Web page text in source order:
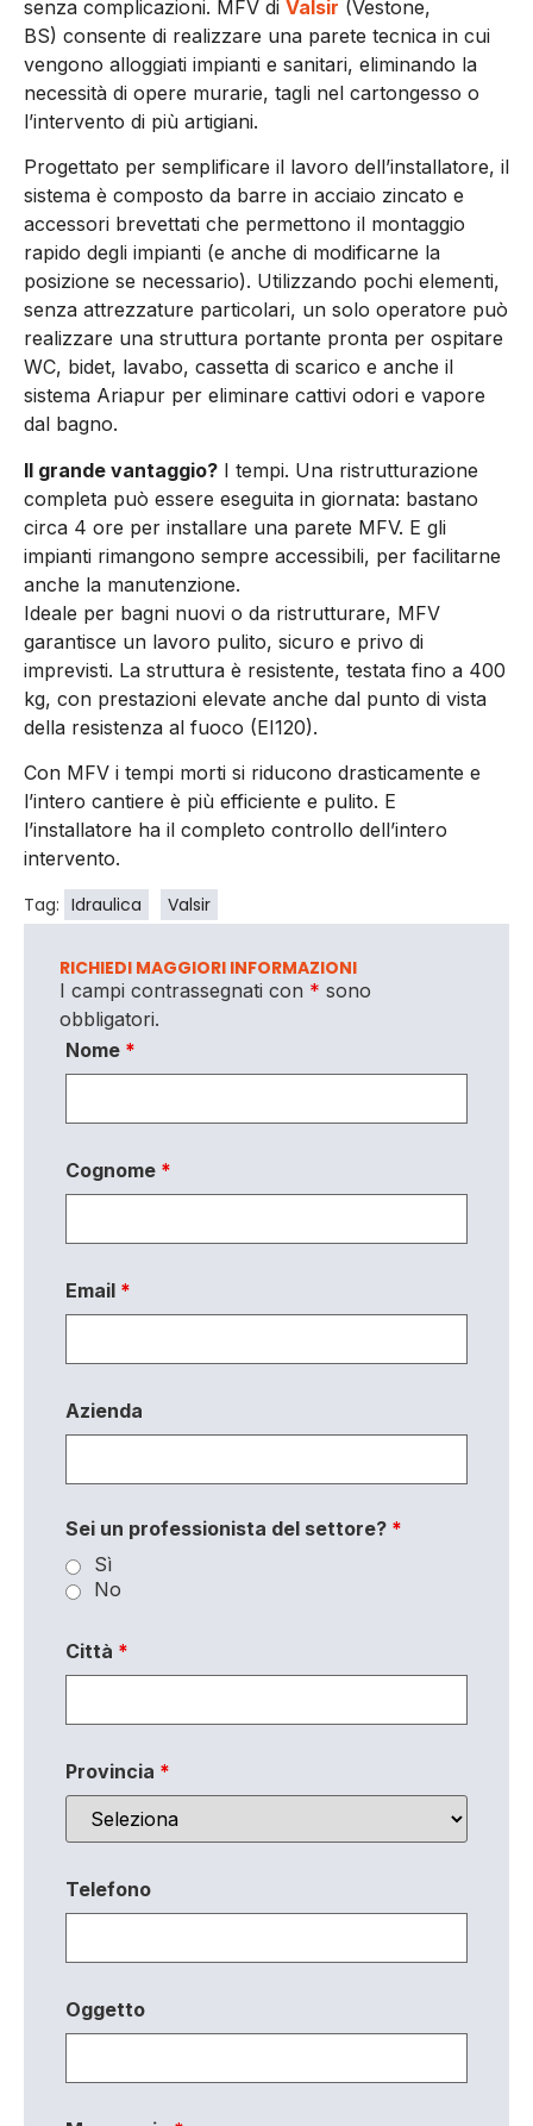
senza complicazioni. MFV di Valsir (Vestone,
BS) consente di realizzare una parete tecnica in cui
vengono alloggiati impianti e sanitari, eliminando la
necessità di opere murarie, tagli nel cartongesso o
l’intervento di più artigiani.
Progettato per semplificare il lavoro dell’installatore, il
sistema è composto da barre in acciaio zincato e
accessori brevettati che permettono il montaggio
rapido degli impianti (e anche di modificarne la
posizione se necessario). Utilizzando pochi elementi,
senza attrezzature particolari, un solo operatore può
realizzare una struttura portante pronta per ospitare
WC, bidet, lavabo, cassetta di scarico e anche il
sistema Ariapur per eliminare cattivi odori e vapore
dal bagno.
Il grande vantaggio? I tempi. Una ristrutturazione
completa può essere eseguita in giornata: bastano
circa 4 ore per installare una parete MFV. E gli
impianti rimangono sempre accessibili, per facilitarne
anche la manutenzione.
Ideale per bagni nuovi o da ristrutturare, MFV
garantisce un lavoro pulito, sicuro e privo di
imprevisti. La struttura è resistente, testata fino a 400
kg, con prestazioni elevate anche dal punto di vista
della resistenza al fuoco (EI120).
Con MFV i tempi morti si riducono drasticamente e
l’intero cantiere è più efficiente e pulito. E
l’installatore ha il completo controllo dell’intero
intervento.
Tag: Idraulica Valsir
RICHIEDI MAGGIORI INFORMAZIONI
I campi contrassegnati con * sono
obbligatori.
Nome *
Cognome *
Email *
Azienda
Sei un professionista del settore? *
Sì
No
Città *
Provincia *
Telefono
Oggetto